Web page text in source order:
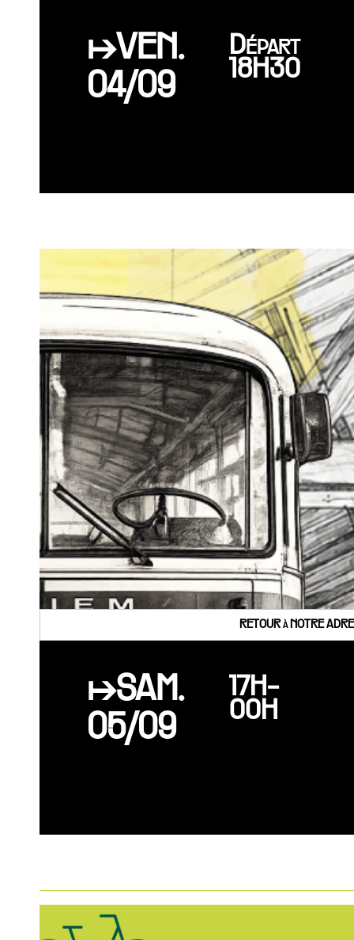
↦VEN.
04/09
Départ
18H30
RETOUR à NOTRE
↦SAM.
05/09
17H-
00H